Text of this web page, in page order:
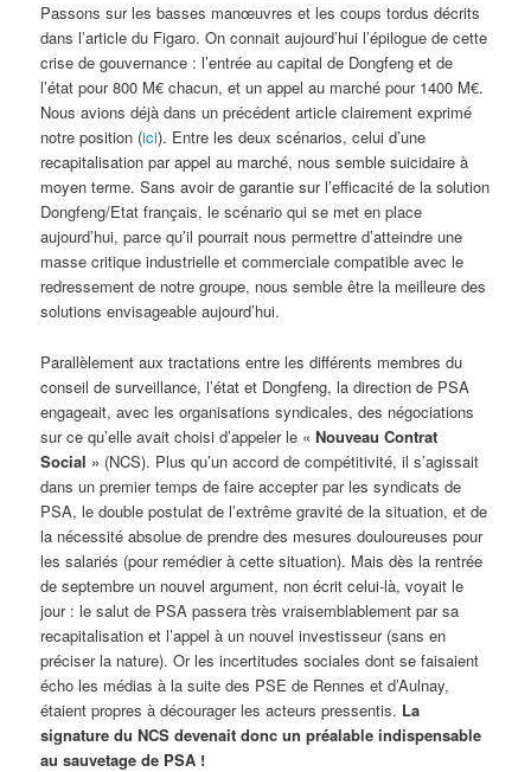
Passons sur les basses manœuvres et les coups tordus décrits
dans l’article du Figaro. On connait aujourd’hui l’épilogue de cette
crise de gouvernance : l’entrée au capital de Dongfeng et de
l’état pour 800 M€ chacun, et un appel au marché pour 1400 M€.
Nous avions déjà dans un précédent article clairement exprimé
notre position (ici). Entre les deux scénarios, celui d’une
recapitalisation par appel au marché, nous semble suicidaire à
moyen terme. Sans avoir de garantie sur l’efficacité de la solution
Dongfeng/Etat français, le scénario qui se met en place
aujourd’hui, parce qu’il pourrait nous permettre d’atteindre une
masse critique industrielle et commerciale compatible avec le
redressement de notre groupe, nous semble être la meilleure des
solutions envisageable aujourd’hui.
Parallèlement aux tractations entre les différents membres du
conseil de surveillance, l’état et Dongfeng, la direction de PSA
engageait, avec les organisations syndicales, des négociations
sur ce qu’elle avait choisi d’appeler le «Nouveau Contrat
Social » (NCS). Plus qu’un accord de compétitivité, il s’agissait
dans un premier temps de faire accepter par les syndicats de
PSA, le double postulat de l’extrême gravité de la situation, et de
la nécessité absolue de prendre des mesures douloureuses pour
les salariés (pour remédier à cette situation). Mais dès la rentrée
de septembre un nouvel argument, non écrit celui-là, voyait le
jour : le salut de PSA passera très vraisemblablement par sa
recapitalisation et l’appel à un nouvel investisseur (sans en
préciser la nature). Or les incertitudes sociales dont se faisaient
écho les médias à la suite des PSE de Rennes et d’Aulnay,
étaient propres à décourager les acteurs pressentis. La
signature du NCS devenait donc un préalable indispensable
au sauvetage de PSA !